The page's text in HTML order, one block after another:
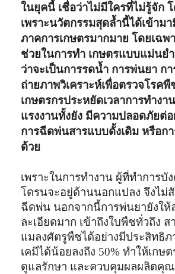
ในยุคนี้ เชื่อว่าไม่มีใครที่ไม่รู้จัก
เพราะนวัตกรรมสุดล้ำนี้ได้เข้าม
ภาคการเกษตรมากมาย โดยเฉพ
ช่วยในการทำ เกษตรแบบแม่นย
ว่าจะเป็นการรดน้ำ การพ่นยา ก
ถ่ายภาพวิเคราะห์เพื่อตรวจโรค
เกษตรกรประหยัดเวลาการทำงา
แรงงานทั้งยัง มีความปลอดภัยต่
การฉีดพ่นสารแบบดั้งเดิม หรือก
ด้วย
เพราะในการทำงาน ผู้ที่ทำการบั
โดรนจะอยู่ด้านนอกแปลง จึงไม่
ฉีดพ่น นอกจากนี้การพ่นยายังให้
ละเอียดมาก เข้าถึงใบพืชทั่วถึง ส
แมลงศัตรูพืชได้อย่างมีประสิทธิภ
เคมีได้น้อยลงถึง 50% ทำให้เกษ
ดูแลรักษา และควบคุมผลผลิตคุ